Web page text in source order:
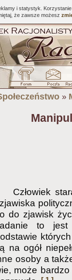
i statystyk.
że zawsze możesz
»
Człowiek
do zjawisk
to jest
na ogół
osoby a
może